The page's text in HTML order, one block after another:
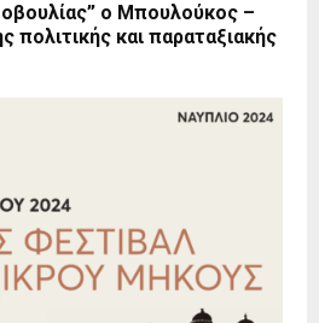
ο Μπουλούκος –
πολιτικής και παραταξιακής